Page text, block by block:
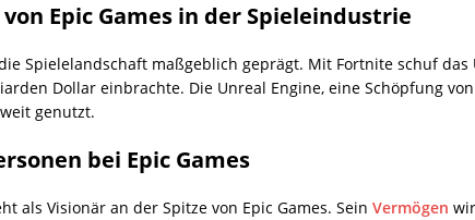
Epic Games in der Spieleindustrie
Spielelandschaft maßgeblich geprägt. Mit Fortnite schuf
Dollar einbrachte. Die Unreal Engine, eine Schöpfung
genutzt.
bei Epic Games
als Visionär an der Spitze von Epic Games. Sein Vermögen